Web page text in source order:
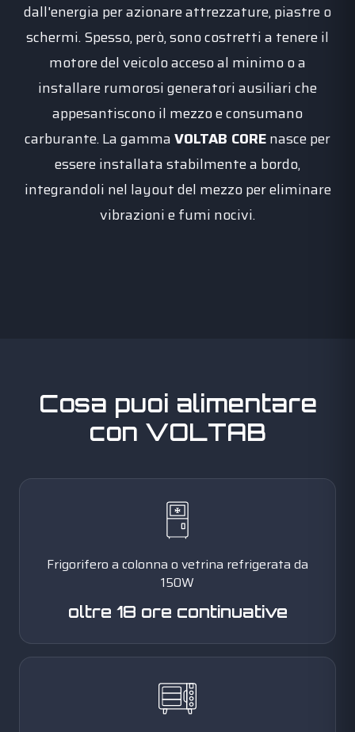
dall'energia per azionare attrezzature, piastre o
schermi. Spesso, però, sono costretti a tenere il
motore del veicolo acceso al minimo o a
installare rumorosi generatori ausiliari che
appesantiscono il mezzo e consumano
carburante. La gammaVOLTAB COREnasce per
essere installata stabilmente a bordo,
integrandoli nel layout del mezzo per eliminare
vibrazioni e fumi nocivi.
Cosa puoi alimentare
con VOLTAB
Frigorifero a colonna o vetrina refrigerata da
150W
oltre 18 ore continuative